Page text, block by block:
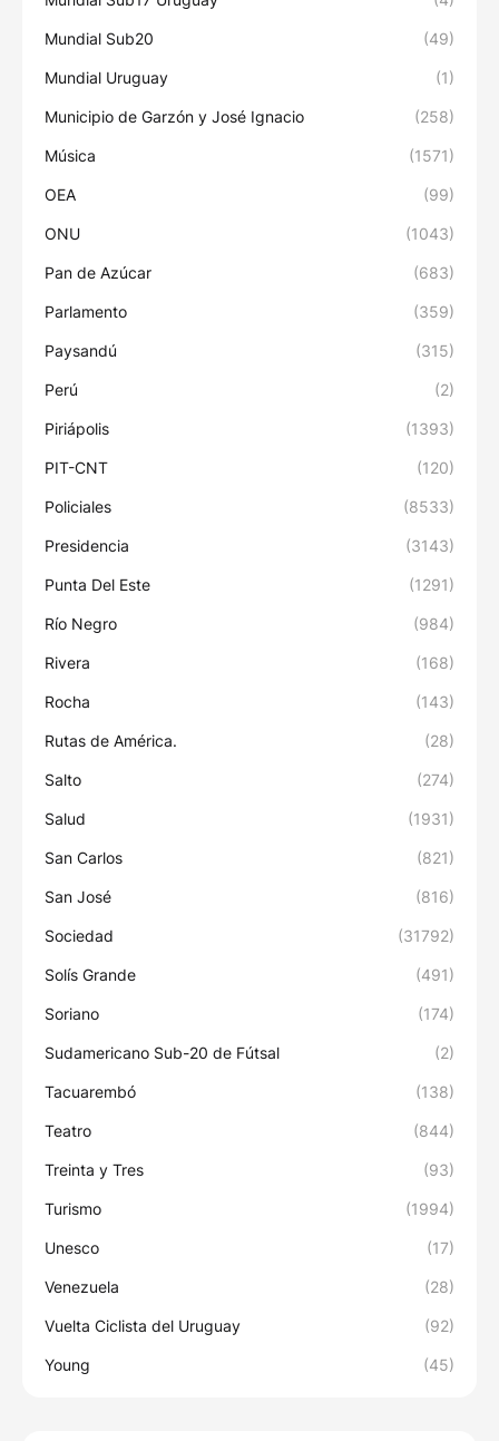
Mundial Sub20 (49)
Mundial Uruguay (1)
Municipio de Garzón y José Ignacio (258)
Música (1571)
OEA (99)
ONU (1043)
Pan de Azúcar (683)
Parlamento (359)
Paysandú (315)
Perú (2)
Piriápolis (1393)
PIT-CNT (120)
Policiales (8533)
Presidencia (3143)
Punta Del Este (1291)
Río Negro (984)
Rivera (168)
Rocha (143)
Rutas de América. (28)
Salto (274)
Salud (1931)
San Carlos (821)
San José (816)
Sociedad (31792)
Solís Grande (491)
Soriano (174)
Sudamericano Sub-20 de Fútsal (2)
Tacuarembó (138)
Teatro (844)
Treinta y Tres (93)
Turismo (1994)
Unesco (17)
Venezuela (28)
Vuelta Ciclista del Uruguay (92)
Young (45)